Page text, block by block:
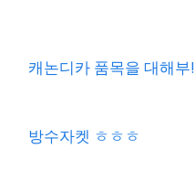
캐논디카 품목을 대해부!
방수자켓 ㅎㅎㅎ